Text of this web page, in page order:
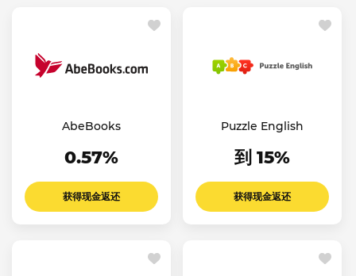
AbeBooks
0.57%
获得现金返还
Puzzle English
到 15%
获得现金返还